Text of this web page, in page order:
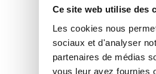
Ce site web utilise des
Les cookies nous
sociaux et d'analyser
partenaires de médias
vous leur avez fournies